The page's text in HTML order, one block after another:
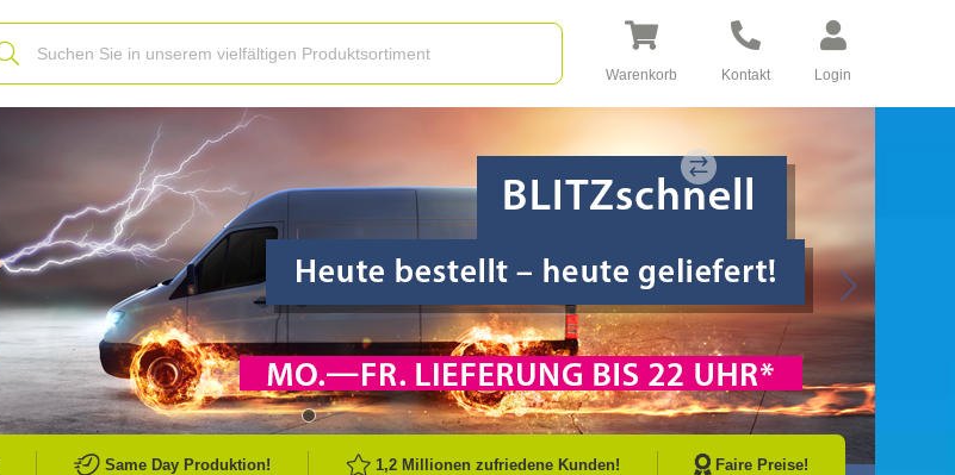
Warenkorb Kontakt Login
Go to Next
Same Day Produktion! 1,2 Millionen zufriedene Kunden! Faire Preise!